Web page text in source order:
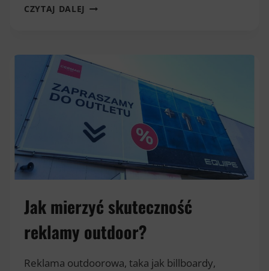
CZYTAJ DALEJ JAK
PRZYCIĄGNIE
ODWIEDZAJĄCYCH?
Jak mierzyć skuteczność
reklamy outdoor?
Reklama outdoorowa, taka jak billboardy,